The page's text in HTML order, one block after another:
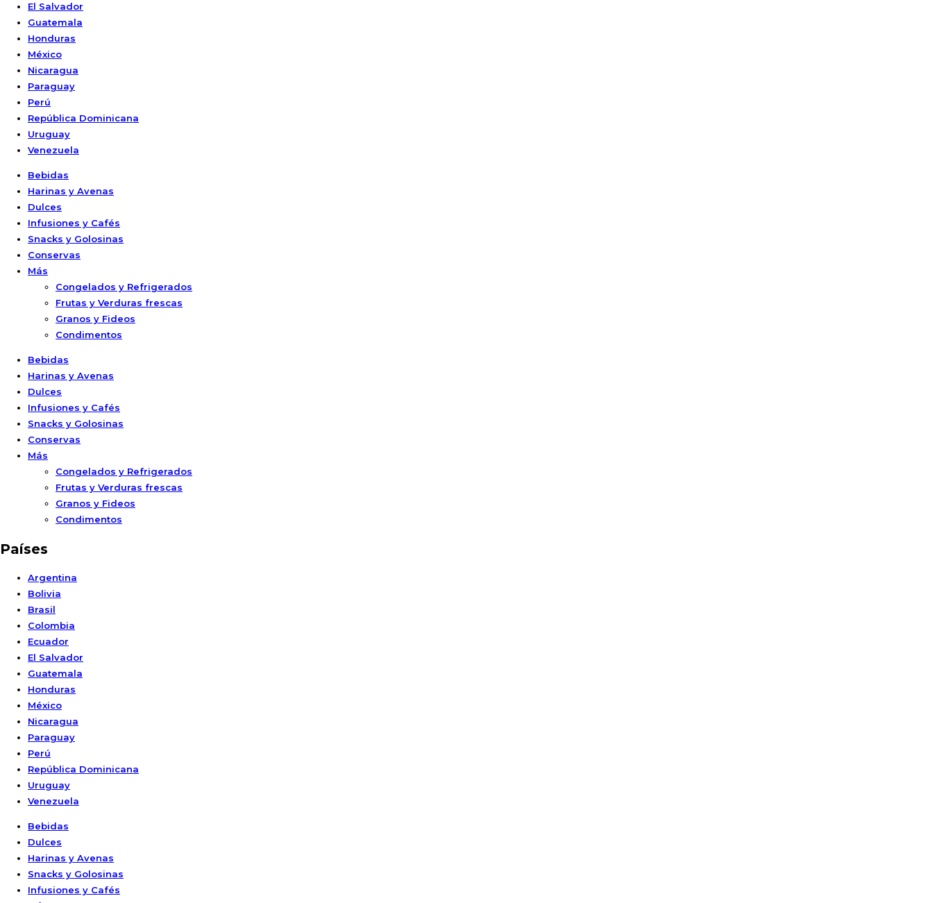
El Salvador
Guatemala
Honduras
México
Nicaragua
Paraguay
Perú
República Dominicana
Uruguay
Venezuela
Bebidas
Harinas y Avenas
Dulces
Infusiones y Cafés
Snacks y Golosinas
Conservas
Más
Congelados y Refrigerados
Frutas y Verduras frescas
Granos y Fideos
Condimentos
Bebidas
Harinas y Avenas
Dulces
Infusiones y Cafés
Snacks y Golosinas
Conservas
Más
Congelados y Refrigerados
Frutas y Verduras frescas
Granos y Fideos
Condimentos
Países
Argentina
Bolivia
Brasil
Colombia
Ecuador
El Salvador
Guatemala
Honduras
México
Nicaragua
Paraguay
Perú
República Dominicana
Uruguay
Venezuela
Bebidas
Dulces
Harinas y Avenas
Snacks y Golosinas
Infusiones y Cafés